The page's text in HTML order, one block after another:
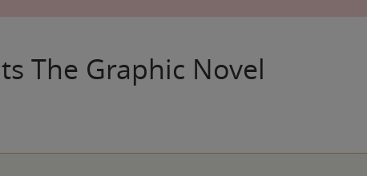
The Graphic Novel